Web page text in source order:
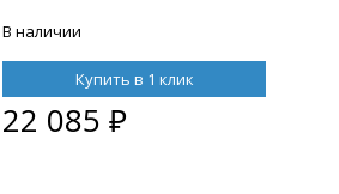
В наличии
Купить в 1 клик
22 085 ₽